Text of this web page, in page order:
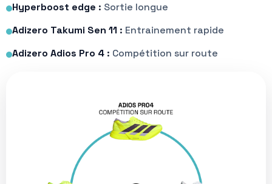
Hyperboost edge : Sortie longue
Adizero Takumi Sen 11 : Entrainement rapide
Adizero Adios Pro 4 : Compétition sur route